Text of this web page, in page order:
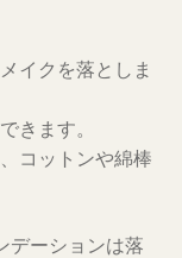
イクを落としま
きます。
コットンや綿棒
デーションは落